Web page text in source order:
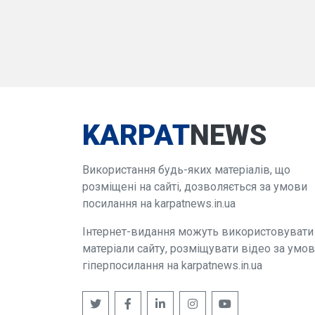
KARPATNEWS
Використання будь-яких матеріалів, що
розміщені на сайті, дозволяється за умови
посилання на karpatnews.in.ua
Інтернет-видання можуть використовувати
матеріали сайту, розміщувати відео за
гіперпосилання на karpatnews.in.ua